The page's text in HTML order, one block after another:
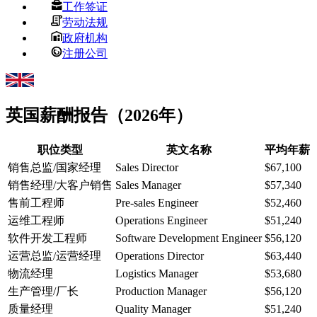
工作签证
劳动法规
政府机构
注册公司
英国薪酬报告（2026年）
职位类型 英文名称
平均年薪
销售总监/国家经理
Sales Director
$67,100
销售经理/大客户销售 Sales Manager
$57,340
售前工程师
Pre-sales Engineer
$52,460
运维工程师
Operations Engineer
$51,240
软件开发工程师
Software Development Engineer $56,120
运营总监/运营经理
Operations Director
$63,440
物流经理
Logistics Manager
$53,680
生产管理/厂长
Production Manager
$56,120
质量经理
Quality Manager $51,240